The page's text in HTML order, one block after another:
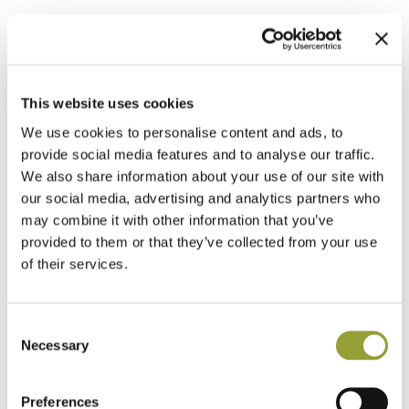
This website uses cookies
We use cookies to personalise content and ads, to
provide social media features and to analyse our traffic.
We also share information about your use of our site with
our social media, advertising and analytics partners who
may combine it with other information that you’ve
provided to them or that they’ve collected from your use
of their services.
Selection
Necessary
Preferences
Bottega è nato nell'area di Sanlitun, il cuore di Pechino,
classica pizzeria napoletana la quale ha avuto subito un
è iniziata l’espansione prima di Bottega, per poi aprire “El
passare a “Daruma”, un izakaya Giapponese.
Le maggiori difficoltà sono state la comunicazione e la
ricerca del prodotto, per comunicazione intendo sia nel
senso letterario della parola (comunicare con i clienti) sia
nella comunicazione di taglio marketing.
Ora la difficoltà più grandi sono creare gli standard per
l’espansione, manuali di istruzioni che aiutino i nostri
quello di avere le stesse procedure di servizio, la stessa
visione.”